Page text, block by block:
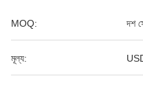
MOQ: দশ
মূল্য: